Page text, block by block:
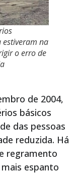
na
o erro de
de 2004,
básicos
das pessoas
reduzida. Há
regramento
espanto